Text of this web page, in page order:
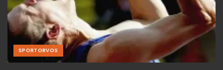
SPORTORVOS